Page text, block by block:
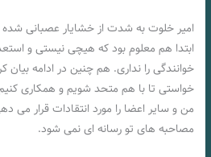
امیر خلوت به شدت از خشایار عصبانی شده
ابتدا هم معلوم بود که هیچی نیستی و
خوانندگی را نداری. هم چنین در ادامه بیان
خواستی تا با هم متحد شویم و همکاری
من و سایر اعضا را مورد انتقادات قرار می
مصاحبه‌ های تو رسانه ‌ای نمی ‌شود.